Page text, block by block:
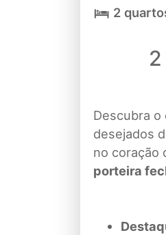
2
Descubra
desejados
no coração
porteira